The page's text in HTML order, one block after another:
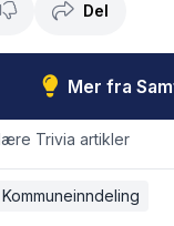
Del
Mer fra
Trivia artikler
Kommuneinndeling